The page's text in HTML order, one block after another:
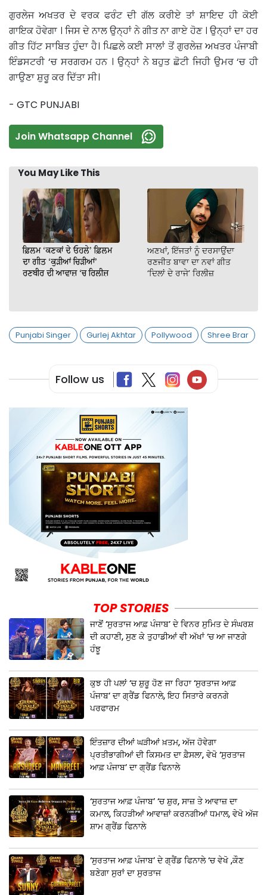
ਗੁਰਲੇਜ ਅਖਤਰ ਦੇ ਵਰਕ ਫਰੰਟ ਦੀ ਗੱਲ ਕਰੀਏ ਤਾਂ ਸ਼ਾਇਦ ਹੀ ਕੋਈ
ਗਾਇਕ ਹੋਵੇਗਾ । ਜਿਸ ਦੇ ਨਾਲ ਉਨ੍ਹਾਂ ਨੇ ਗੀਤ ਨਾ ਗਾਏ ਹੋਣ । ਉਨ੍ਹਾਂ ਦਾ ਹਰ
ਗੀਤ ਹਿੱਟ ਸਾਬਿਤ ਹੁੰਦਾ ਹੈ। ਪਿਛਲੇ ਕਈ ਸਾਲਾਂ ਤੋਂ ਗੁਰਲੇਜ਼ ਅਖਤਰ ਪੰਜਾਬੀ
ਇੰਡਸਟਰੀ ‘ਚ ਸਰਗਰਮ ਹਨ । ਉਨ੍ਹਾਂ ਨੇ ਬਹੁਤ ਛੋਟੀ ਜਿਹੀ ਉਮਰ ‘ਚ ਹੀ
ਗਾਉਣਾ ਸ਼ੁਰੂ ਕਰ ਦਿੱਤਾ ਸੀ।
- GTC PUNJABI
Join Whatsapp Channel
You May Like This
ਫ਼ਿਲਮ ‘ਕਣਕਾਂ ਦੇ ਓਹਲੇ’ ਫ਼ਿਲਮ
ਦਾ ਗੀਤ ‘ਕੁੜੀਆਂ ਚਿੜੀਆਂ’
ਰਣਬੀਰ ਦੀ ਆਵਾਜ਼ ‘ਚ ਰਿਲੀਜ਼
ਅਣਖਾਂ, ਇੱਜਤਾਂ ਨੂੰ ਦਰਸਾਉਂਦਾ
ਰਣਜੀਤ ਬਾਵਾ ਦਾ ਨਵਾਂ ਗੀਤ
‘ਦਿਲਾਂ ਦੇ ਰਾਜੇ’ ਰਿਲੀਜ਼
Punjabi Singer Gurlej Akhtar Pollywood Shree Brar
Follow us
TOP STORIES
ਜਾਣੋਂ ‘ਸੁਰਤਾਜ ਆਫ਼ ਪੰਜਾਬ’ ਦੇ ਵਿਨਰ ਸੁਮਿਤ ਦੇ ਸੰਘਰਸ਼
ਦੀ ਕਹਾਣੀ, ਸੁਣ ਕੇ ਤੁਹਾਡੀਆਂ ਵੀ ਅੱਖਾਂ ‘ਚ ਆ ਜਾਣਗੇ
ਹੰਝੂ
ਕੁਝ ਹੀ ਪਲਾਂ ‘ਚ ਸ਼ੁਰੂ ਹੋਣ ਜਾ ਰਿਹਾ ‘ਸੁਰਤਾਜ ਆਫ਼
ਪੰਜਾਬ’ ਦਾ ਗ੍ਰੈਂਡ ਫਿਨਾਲੇ, ਇਹ ਸਿਤਾਰੇ ਕਰਨਗੇ
ਪਰਫਾਰਮ
ਇੰਤਜ਼ਾਰ ਦੀਆਂ ਘੜੀਆਂ ਖ਼ਤਮ, ਅੱਜ ਹੋਵੇਗਾ
ਪ੍ਰਤੀਭਾਗੀਆਂ ਦੀ ਕਿਸਮਤ ਦਾ ਫ਼ੈਸਲਾ, ਵੇਖੋ ‘ਸੁਰਤਾਜ
ਆਫ਼ ਪੰਜਾਬ’ ਦਾ ਗ੍ਰੈਂਡ ਫਿਨਾਲੇ
‘ਸੁਰਤਾਜ ਆਫ਼ ਪੰਜਾਬ’ ‘ਚ ਸ਼ੁਰ, ਸਾਜ਼ ਤੇ ਆਵਾਜ਼ ਦਾ
ਕਮਾਲ, ਕਿਹੜੀਆਂ ਆਵਾਜ਼ਾਂ ਕਰਨਗੀਆਂ ਧਮਾਲ, ਵੇਖੋ ਅੱਜ
ਸ਼ਾਮ ਗ੍ਰੈਂਡ ਫਿਨਾਲੇ
‘ਸੁਰਤਾਜ ਆਫ਼ ਪੰਜਾਬ’ ਦੇ ਗ੍ਰੈਂਡ ਫਿਨਾਲੇ ‘ਚ ਵੇਖੋ ,ਕੌਣ
ਬਣੇਗਾ ਸੁਰਾਂ ਦਾ ਸੁਰਤਾਜ